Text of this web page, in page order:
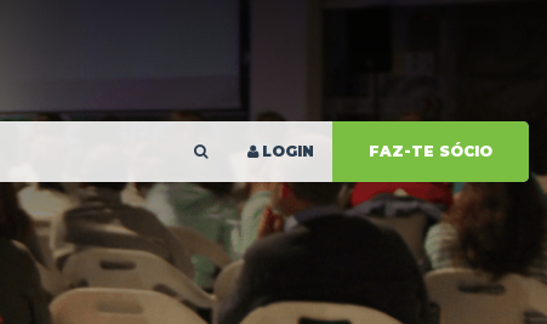
LOGIN FAZ-TE SÓCIO